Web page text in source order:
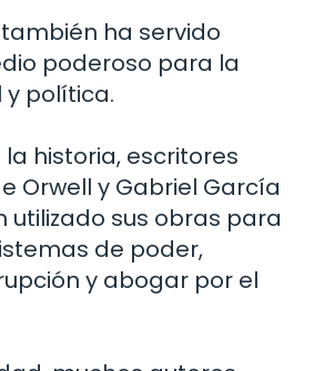
ha servido
poderoso para la
política.
historia, escritores
Orwell y Gabriel García
utilizado sus obras para
de poder,
y abogar por el